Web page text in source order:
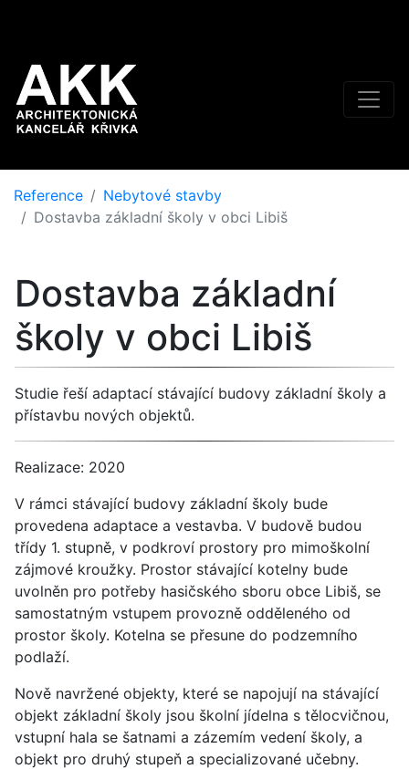
Reference
Nebytové stavby
Dostavba základní školy v obci Libiš
Dostavba základní
školy v obci Libiš
Studie řeší adaptací stávající budovy základní školy a
přístavbu nových objektů.
Realizace: 2020
V rámci stávající budovy základní školy bude
provedena adaptace a vestavba. V budově budou
třídy 1. stupně, v podkroví prostory pro mimoškolní
zájmové kroužky. Prostor stávající kotelny bude
uvolněn pro potřeby hasičského sboru obce Libiš, se
samostatným vstupem provozně odděleného od
prostor školy. Kotelna se přesune do podzemního
podlaží.
Nově navržené objekty, které se napojují na stávající
objekt základní školy jsou školní jídelna s tělocvičnou,
vstupní hala se šatnami a zázemím vedení školy, a
objekt pro druhý stupeň a specializované učebny.